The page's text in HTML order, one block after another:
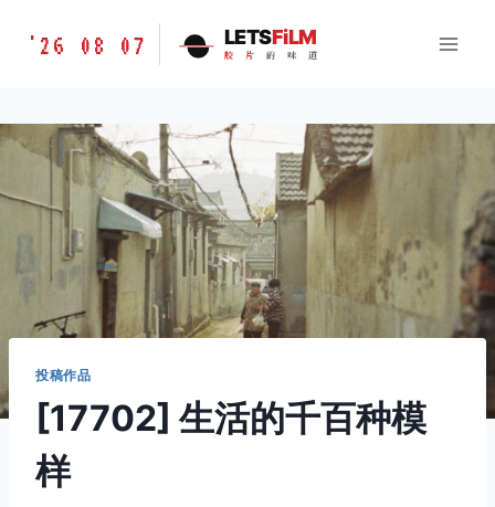
胶
味
道
LETSFILM
'26 08 07 LETSFiLM
胶 片 的 味 道
投稿作品
[17702] 生活的千百种模
样